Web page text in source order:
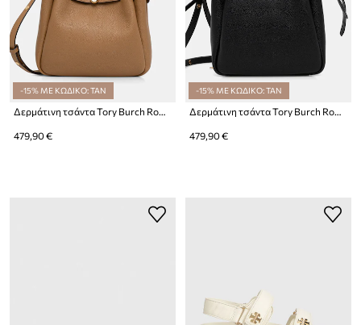
-15% ΜΕ ΚΩΔΙΚΟ: TAN
479,90 €
-15% ΜΕ ΚΩΔΙΚΟ: TAN
479,90 €